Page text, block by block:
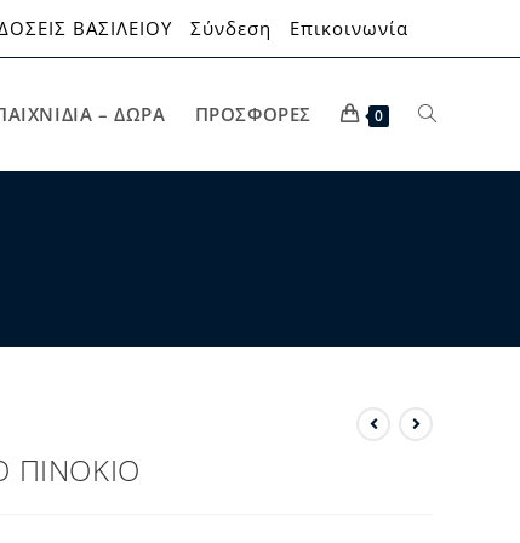
ΒΑΣΙΛΕΙΟΥ Σύνδεση Επικοινωνία
– ΔΏΡΑ ΠΡΟΣΦΟΡΈΣ 0
ΠΙΝΟΚΙΟ